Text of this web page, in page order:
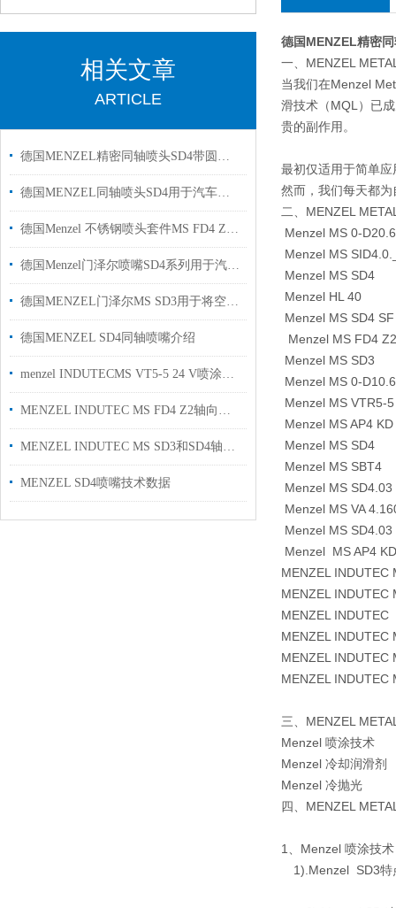
相关文章
ARTICLE
德国MENZEL精密同轴喷头SD4带圆形喷嘴用于汽车喷漆使用现货
德国MENZEL同轴喷头SD4用于汽车加工行业喷射国内现货
德国Menzel 不锈钢喷头套件MS FD4 Z2和MS SD4现货模具行业使用
德国Menzel门泽尔喷嘴SD4系列用于汽车行业
德国MENZEL门泽尔MS SD3用于将空气直接喷在主体上的喷嘴
德国MENZEL SD4同轴喷嘴介绍
menzel INDUTECMS VT5-5 24 V喷涂系统
MENZEL INDUTEC MS FD4 Z2轴向喷雾头
MENZEL INDUTEC MS SD3和SD4轴向喷雾头
MENZEL SD4喷嘴技术数据
德国MENZEL精密
一、MENZEL
当我们在Menzel
滑技术（MQL）已
贵的副作用。
最初仅适用于简单
然而，我们每天都
二、MENZEL
Menzel MS 0-
Menzel MS
Menzel MS SD4
Menzel HL 40
Menzel MS SD4 SF
Menzel MS FD4 Z2
Menzel MS SD3
Menzel MS 0-
Menzel MS VTR5-
Menzel MS AP4
Menzel MS SD4
Menzel MS SBT4
Menzel MS
Menzel MS VA
Menzel MS
Menzel MS AP4
MENZEL INDUTEC
MENZEL
MENZEL
MENZEL INDUTEC
MENZEL INDUTEC
MENZEL INDUTEC
三、MENZEL
Menzel 喷涂技术
Menzel 冷却润滑剂
Menzel 冷抛光
四、MENZEL
1、Menzel 喷涂技术
1).Menzel SD3特